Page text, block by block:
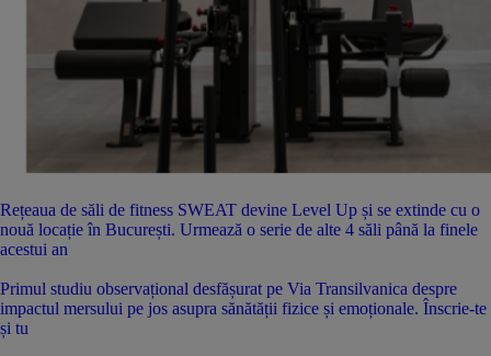
Rețeaua de săli de fitness SWEAT devine Level Up și se extinde cu o
nouă locație în București. Urmează o serie de alte 4 săli până la finele
acestui an
Primul studiu observațional desfășurat pe Via Transilvanica despre
impactul mersului pe jos asupra sănătății fizice și emoționale. Înscrie-te
și tu